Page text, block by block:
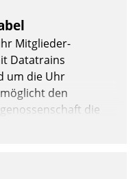
Mitglieder-
Datatrains
um die Uhr
den
die
Tablet oder PC.